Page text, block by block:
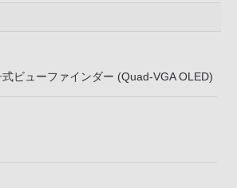
ビューファインダー (Quad-VGA OLED)